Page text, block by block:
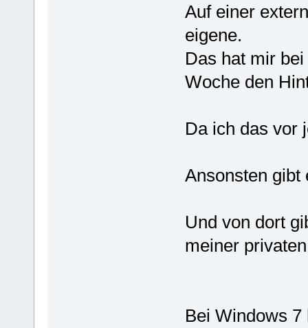
Auf einer
eigene.
Das hat mir
Woche den
Da ich das vor
Ansonsten gibt
Und von dort
meiner
Bei Windows